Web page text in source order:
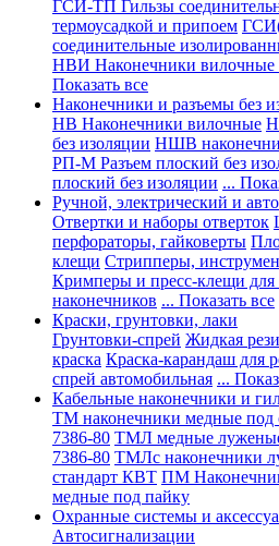
ГСИ-ТП Гильзы
термоусадкой и припоем
соединительные
НВИ Наконечники вилочные
Показать все
Наконечники и разъемы без
НВ Наконечники вилочные
без изоляции НШВ
РП-М Разъем плоский без
плоский без изоляции ...
Ручной, электрический и
Отвертки и наборы отверток
перфораторы, гайковерты
клещи Стрипперы,
Кримперы и пресс-клещи для
наконечников ... Показать все
Краски, грунтовки, лаки
Грунтовки-спрей Жидкая
краска Краска-карандаш для
спрей автомобильная ...
Кабельные наконечники и
ТМ наконечники медные под
7386-80 ТМЛ медные
7386-80 ТМЛс наконечники
стандарт КВТ ПМ
медные под пайку
Охранные системы и
Автосигнализации